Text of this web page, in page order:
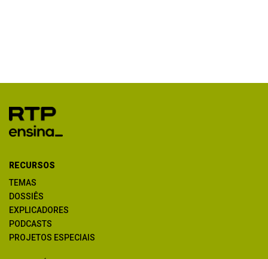
RECURSOS
TEMAS
DOSSIÊS
EXPLICADORES
PODCASTS
PROJETOS ESPECIAIS